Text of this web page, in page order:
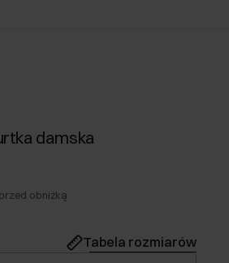
damska
obniżką
Tabela rozmiarów